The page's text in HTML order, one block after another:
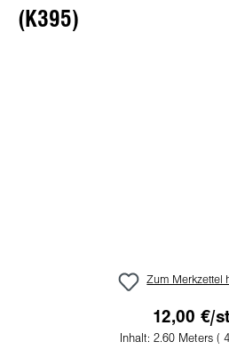
(K395)
Zum Merkzettel
12,00 €/
Inhalt: 2.60 Meters (